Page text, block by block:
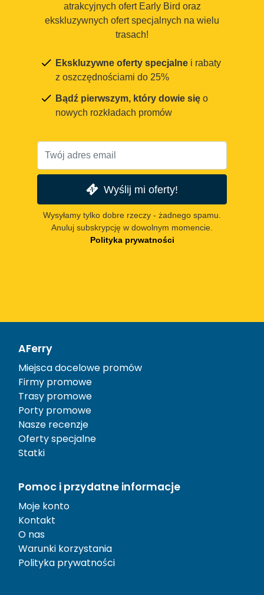
atrakcyjnych ofert Early Bird oraz
ekskluzywnych ofert specjalnych na wielu
trasach!
Ekskluzywne oferty specjalne i rabaty
z oszczędnościami do 25%
Bądź pierwszym, który dowie się o
nowych rozkładach promów
Wyślij mi oferty!
Wysyłamy tylko dobre rzeczy - żadnego spamu.
Anuluj subskrypcję w dowolnym momencie.
Polityka prywatności
AFerry
Miejsca docelowe promów
Firmy promowe
Trasy promowe
Porty promowe
Nasze recenzje
Oferty specjalne
Statki
Pomoc i przydatne informacje
Moje konto
Kontakt
O nas
Warunki korzystania
Polityka prywatności